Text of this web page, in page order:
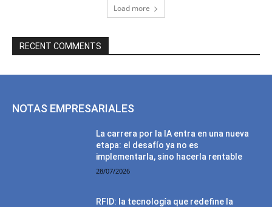
Load more
RECENT COMMENTS
NOTAS EMPRESARIALES
La carrera por la IA entra en una nueva
etapa: el desafío ya no es
implementarla, sino hacerla rentable
28/07/2026
RFID: la tecnología que redefine la